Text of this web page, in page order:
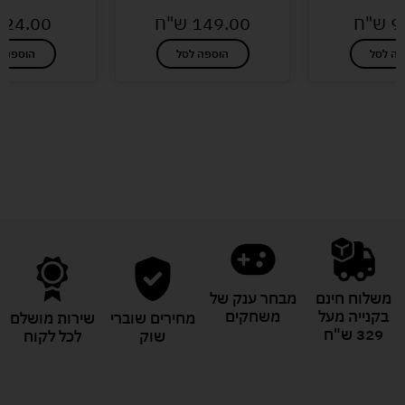
ש"ח
לסל
149.00 ש"ח
הוספה לסל
24.00
הוספה
משלוח חינם
בקנייה מעל
329 ש"ח
מבחר ענק של
משחקים
מחירים שוברי
שוק
שירות מושלם
לכל לקוח